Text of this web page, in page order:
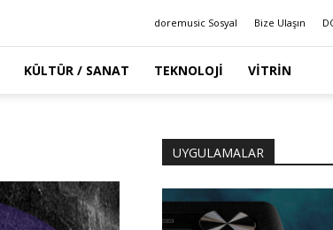
doremusic Sosyal Bize Ulaşın
KÜLTÜR / SANAT TEKNOLOJI VITRIN
UYGULAMALAR